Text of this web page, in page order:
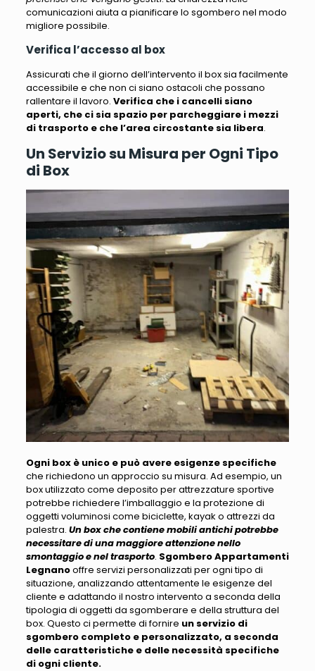
comunicazioni aiuta a pianificare lo sgombero nel modo
migliore possibile.
Verifica l’accesso al box
Assicurati che il giorno dell’intervento il box sia facilmente
accessibile e che non ci siano ostacoli che possano
rallentare il lavoro. Verifica che i cancelli siano
aperti, che ci sia spazio per parcheggiare i mezzi
di trasporto e che l’area circostante sia libera.
Un Servizio su Misura per Ogni Tipo
di Box
Ogni box è unico e può avere esigenze specifiche
che richiedono un approccio su misura. Ad esempio, un
box utilizzato come deposito per attrezzature sportive
potrebbe richiedere l’imballaggio e la protezione di
oggetti voluminosi come biciclette, kayak o attrezzi da
palestra. Un box che contiene mobili antichi potrebbe
necessitare di una maggiore attenzione nello
smontaggio e nel trasporto. Sgombero Appartamenti
Legnanooffre servizi personalizzati per ogni tipo di
situazione, analizzando attentamente le esigenze del
cliente e adattando il nostro intervento a seconda della
tipologia di oggetti da sgomberare e della struttura del
box. Questo ci permette di fornire un servizio di
sgombero completo e personalizzato, a seconda
delle caratteristiche e delle necessità specifiche
di ogni cliente.